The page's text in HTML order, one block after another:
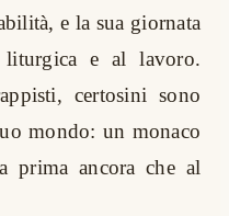
e la sua giornata
liturgica e al lavoro.
certosini sono
mondo: un monaco
prima ancora che al